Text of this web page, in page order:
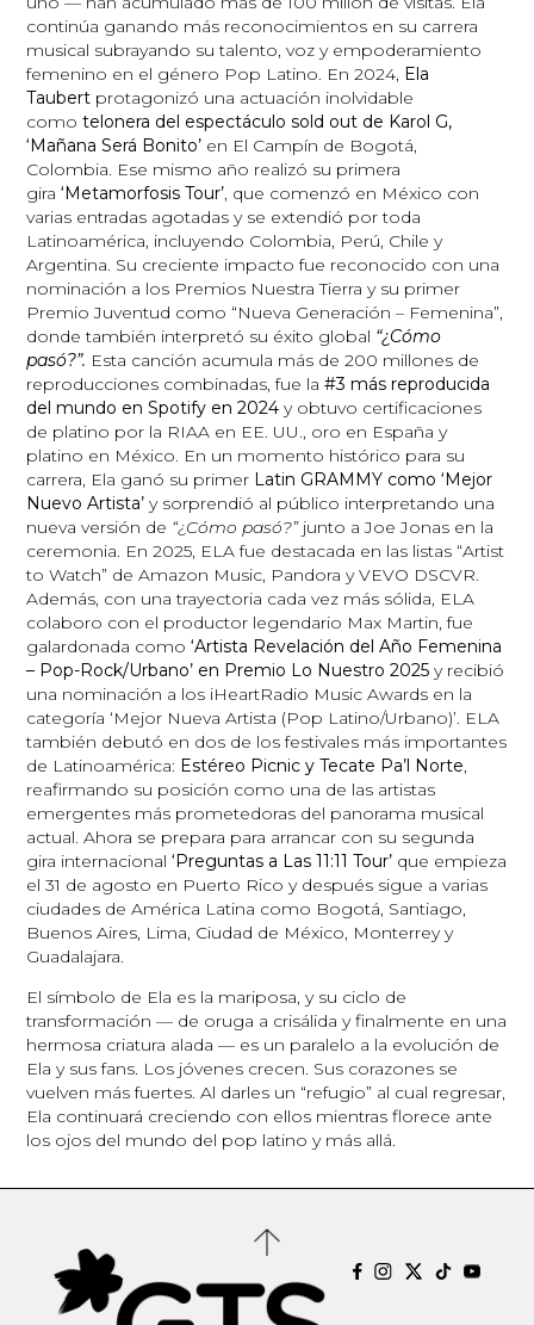
continúa ganando más reconocimientos en su carrera
musical subrayando su talento, voz y empoderamiento
femenino en el género Pop Latino. En 2024, Ela
Taubert protagonizó una actuación inolvidable
comotelonera del espectáculo sold out de Karol G,
‘Mañana Será Bonito’ en El Campín de Bogotá,
Colombia. Ese mismo año realizó su primera
gira ‘Metamorfosis Tour’ , que comenzó en México con
varias entradas agotadas y se extendió por toda
Latinoamérica, incluyendo Colombia, Perú, Chile y
Argentina. Su creciente impacto fue reconocido con una
nominación a los Premios Nuestra Tierra y su primer
Premio Juventud como “Nueva Generación – Femenina”,
donde también interpretó su éxito global “¿Cómo
pasó?”. Esta canción acumula más de 200 millones de
reproducciones combinadas, fue la #3 más reproducida
del mundo en Spotify en 2024 y obtuvo certificaciones
de platino por la RIAA en EE. UU., oro en España y
platino en México. En un momento histórico para su
carrera, Ela ganó su primer Latin GRAMMY como ‘Mejor
Nuevo Artista’ y sorprendió al público interpretando una
nueva versión de “¿Cómo pasó?”junto a Joe Jonas en la
ceremonia. En 2025, ELA fue destacada en las listas “Artist
to Watch” de Amazon Music, Pandora y VEVO DSCVR.
Además, con una trayectoria cada vez más sólida, ELA
colaboro con el productor legendario Max Martin, fue
galardonada como‘Artista Revelación del Año Femenina
– Pop-Rock/Urbano’ en Premio Lo Nuestro 2025 y recibió
una nominación a los iHeartRadio Music Awards en la
categoría ‘Mejor Nueva Artista (Pop Latino/Urbano)’. ELA
también debutó en dos de los festivales más importantes
de Latinoamérica: Estéreo Picnic y Tecate Pa’l Norte
reafirmando su posición como una de las artistas
emergentes más prometedoras del panorama musical
actual. Ahora se prepara para arrancar con su segunda
gira internacional‘Preguntas a Las 11:11 Tour’ que empieza
el 31 de agosto en Puerto Rico y después sigue a varias
ciudades de América Latina como Bogotá, Santiago,
Buenos Aires, Lima, Ciudad de México, Monterrey y
Guadalajara.
El símbolo de Ela es la mariposa, y su ciclo de
transformación — de oruga a crisálida y finalmente en una
hermosa criatura alada — es un paralelo a la evolución de
Ela y sus fans. Los jóvenes crecen. Sus corazones se
vuelven más fuertes. Al darles un “refugio” al cual regresar,
Ela continuará creciendo con ellos mientras florece ante
los ojos del mundo del pop latino y más allá.